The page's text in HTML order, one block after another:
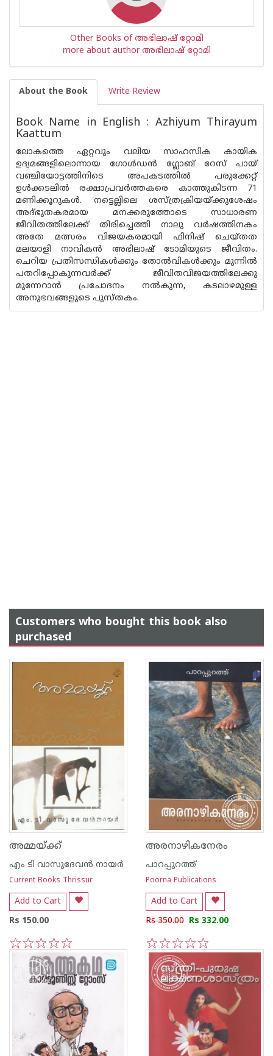
Other Books of അഭിലാഷ് റ്റോമി
more about author അഭിലാഷ് റ്റോമി
About the Book Write Review
Book Name in English : Azhiyum Thirayum
Kaattum
ലോകത്തെ ഏറ്റവും വലിയ സാഹസിക കായിക
ഉദ്യമങ്ങളിലൊന്നായ ഗോൾഡൻ ഗ്ലോബ് റേസ് പായ്
വഞ്ചിയോട്ടത്തിനിടെ അപകടത്തിൽ പരുക്കേറ്റ്
ഉൾക്കടലിൽ രക്ഷാപ്രവർത്തകരെ കാത്തുകിടന്ന 71
മണിക്കൂറുകൾ. നട്ടെല്ലിലെ ശസ്ത്രക്രിയയ്ക്കുശേഷം
അദ്ഭുതകരമായ മനക്കരുത്തോടെ സാധാരണ
ജീവിതത്തിലേക്ക് തിരിച്ചെത്തി നാലു വർഷത്തിനകം
അതേ മത്സരം വിജയകരമായി ഫിനിഷ് ചെയ്തത
മലയാളി നാവികൻ അഭിലാഷ് ടോമിയുടെ ജീവിതം.
ചെറിയ പ്രതിസന്ധികൾക്കും തോൽവികൾക്കും മുന്നിൽ
പതറിപ്പോകുന്നവർക്ക് ജീവിതവിജയത്തിലേക്കു
മുന്നേറാൻ പ്രചോദനം നൽകുന്ന, കടലാഴമുള്ള
അനുഭവങ്ങളുടെ പുസ്‌തകം.
Customers who bought this book also
purchased
അമ്മയ്‌ക്ക്
എം ടി വാസുദേവന്‍ നായര്‍
Current Books Thrissur
Add to Cart
Rs 150.00
5
4
3
2
1
അരനാഴികനേരം
പാറപ്പുറത്ത്‌
Poorna Publications
Add to Cart
Rs 350.00 Rs 332.00
5
4
3
2
1